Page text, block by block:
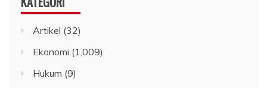
Artikel (32)
Ekonomi (1,009)
Hukum (9)